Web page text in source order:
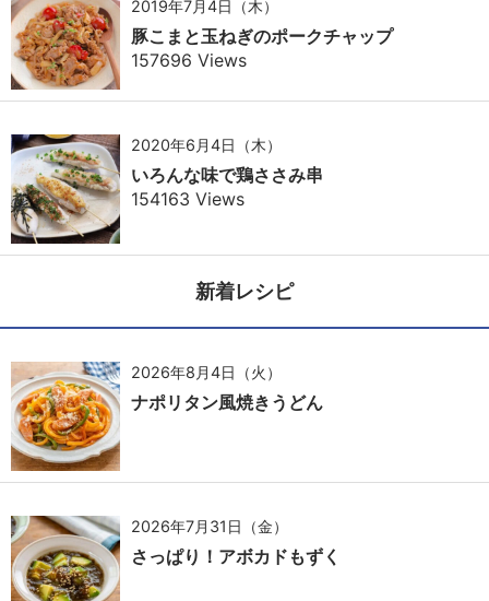
2019年7月4日（木）
豚こまと玉ねぎのポークチャップ
157696 Views
2020年6月4日（木）
いろんな味で鶏ささみ串
154163 Views
新着レシピ
2026年8月4日（火）
ナポリタン風焼きうどん
2026年7月31日（金）
さっぱり！アボカドもずく